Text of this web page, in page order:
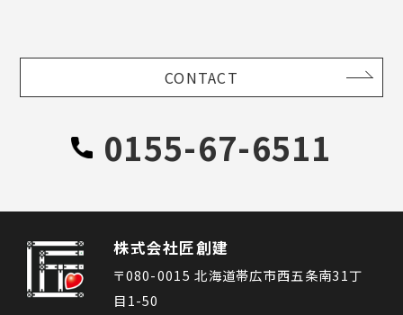
CONTACT
0155-67-6511
株式会社匠創建
〒080-0015 北海道帯広市西五条南31丁
目1-50